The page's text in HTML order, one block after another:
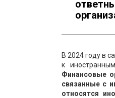
В 2024 году в
к
Финансовые
связанные с
относятся